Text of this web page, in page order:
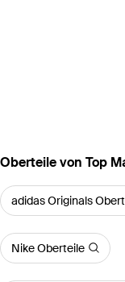
Oberteile von Top
adidas Originals
Nike Oberteile